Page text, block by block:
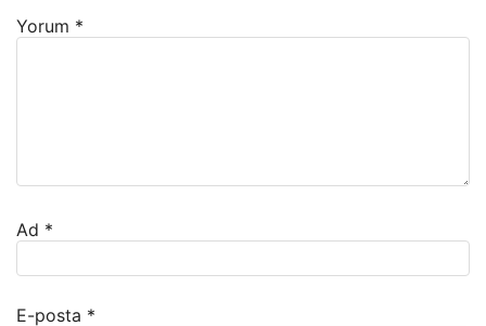
Yorum *
Ad *
E-posta *